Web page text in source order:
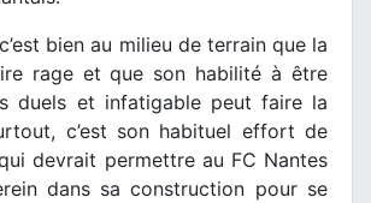
bien au milieu de terrain que la
rage et que son habilité à être
duels et infatigable peut faire la
c’est son habituel effort de
devrait permettre au FC Nantes
dans sa construction pour se